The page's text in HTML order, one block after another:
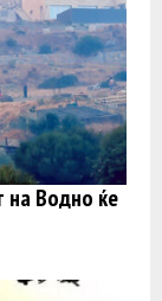
на Водно ќе